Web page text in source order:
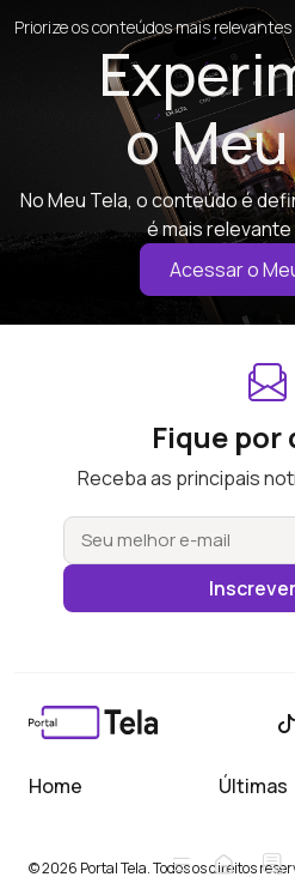
Priorize os conteúdos mais relevantes
o
No Meu Tela, o conteúdo é
é mais
Acessar o
Fique por
Receba as principais
Home Últimas
© 2026 Portal Tela. Todos os direitos